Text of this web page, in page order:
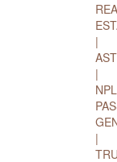
|
|
NPL
|